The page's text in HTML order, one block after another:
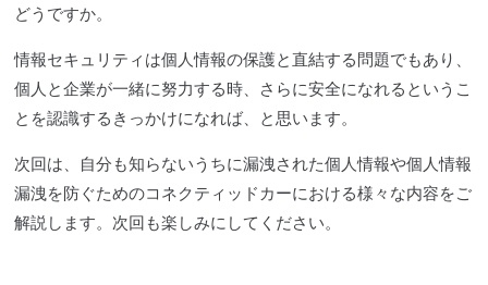
どうですか。
情報セキュリティは個人情報の保護と直結する問題でもあり、
個人と企業が一緒に努力する時、さらに安全になれるというこ
とを認識するきっかけになれば、と思います。
次回は、自分も知らないうちに漏洩された個人情報や個人情報
漏洩を防ぐためのコネクティッドカーにおける様々な内容をご
解説します。次回も楽しみにしてください。